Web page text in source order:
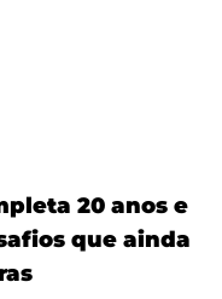
20 anos e
que ainda